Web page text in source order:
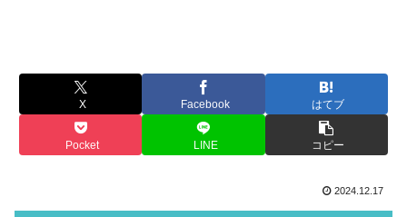
X Facebook はてブ
Pocket LINE コピー
2024.12.17